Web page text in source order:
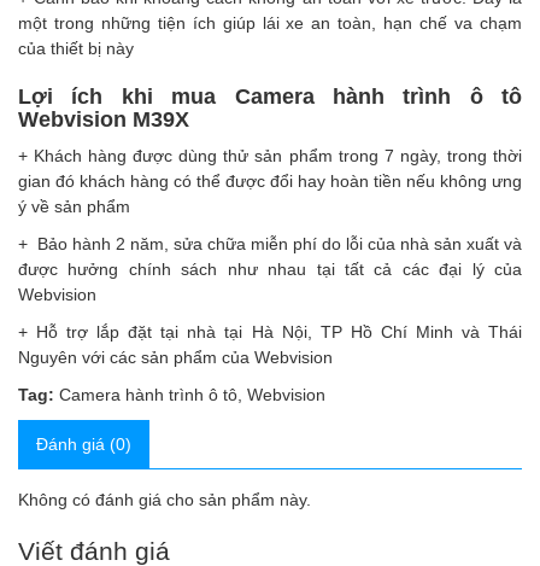
một trong những tiện ích giúp lái xe an toàn, hạn chế va chạm
của thiết bị này
Lợi ích khi mua Camera hành trình ô tô
Webvision M39X
+ Khách hàng được dùng thử sản phẩm trong 7 ngày, trong thời
gian đó khách hàng có thể được đổi hay hoàn tiền nếu không ưng
ý về sản phẩm
+ Bảo hành 2 năm, sửa chữa miễn phí do lỗi của nhà sản xuất và
được hưởng chính sách như nhau tại tất cả các đại lý của
Webvision
+ Hỗ trợ lắp đặt tại nhà tại Hà Nội, TP Hồ Chí Minh và Thái
Nguyên với các sản phẩm của Webvision
Tag: Camera hành trình ô tô Webvision
Đánh giá (0)
Không có đánh giá cho sản phẩm này.
Viết đánh giá